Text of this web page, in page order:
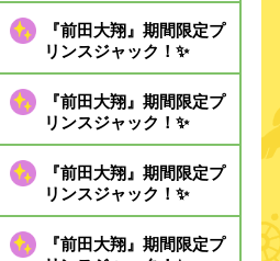
『前田大翔』期間限定プ
リンスジャック！✨
『前田大翔』期間限定プ
リンスジャック！✨
『前田大翔』期間限定プ
リンスジャック！✨
『前田大翔』期間限定プ